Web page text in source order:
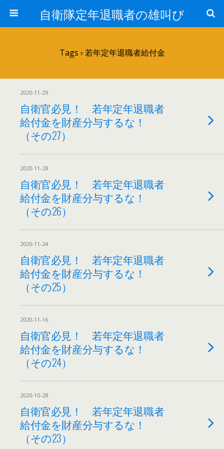
自衛隊定年退職者の雄叫び
Tags › 若年定年退職者給付金
2020-11-29
自衛官必見！ 若年定年退職者
給付金を財産分与するな！
（その27）
2020-11-28
自衛官必見！ 若年定年退職者
給付金を財産分与するな！
（その26）
2020-11-24
自衛官必見！ 若年定年退職者
給付金を財産分与するな！
（その25）
2020-11-16
自衛官必見！ 若年定年退職者
給付金を財産分与するな！
（その24）
2020-10-28
自衛官必見！ 若年定年退職者
給付金を財産分与するな！
（その23）